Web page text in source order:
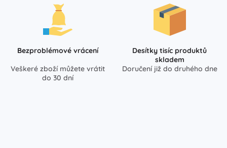
Bezproblémové vrácení
Veškeré zboží můžete vrátit
do 30 dní
Desítky tisíc produktů
skladem
Doručení již do druhého dne